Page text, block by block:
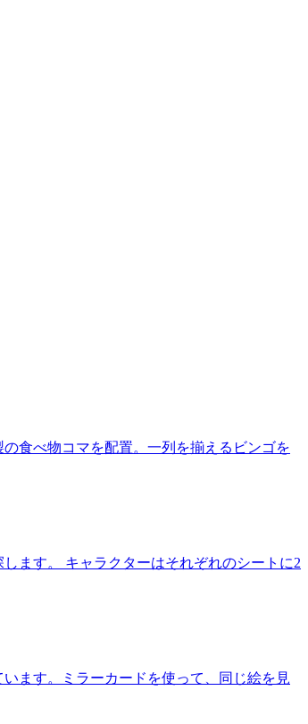
食べ物コマを配置。一列を揃えるビンゴを
ます。 キャラクターはそれぞれのシートに2
ます。ミラーカードを使って、同じ絵を見